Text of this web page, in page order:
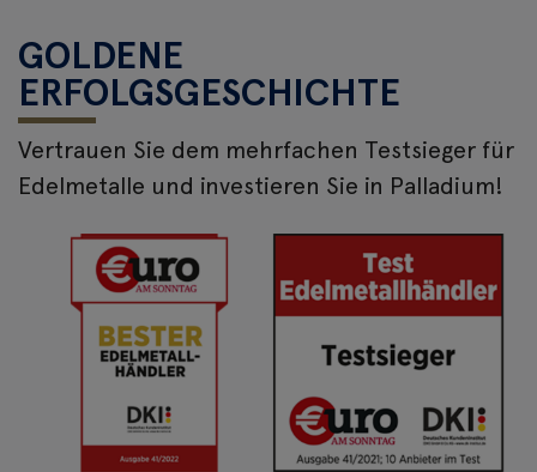
GOLDENE
ERFOLGSGESCHICHTE
Vertrauen Sie dem mehrfachen Testsieger für
Edelmetalle und investieren Sie in Palladium!